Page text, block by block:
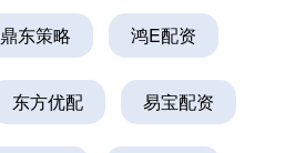
鼎东策略 鸿E配资
东方优配 易宝配资